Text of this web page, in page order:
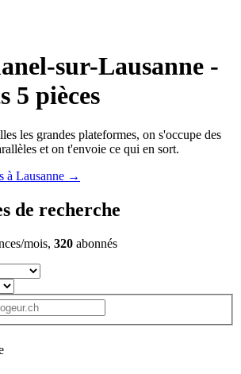
sur-Lausanne -
5 pièces
les grandes plateformes, on s'occupe des
et on t'envoie ce qui en sort.
à Lausanne →
de recherche
mois, 320 abonnés